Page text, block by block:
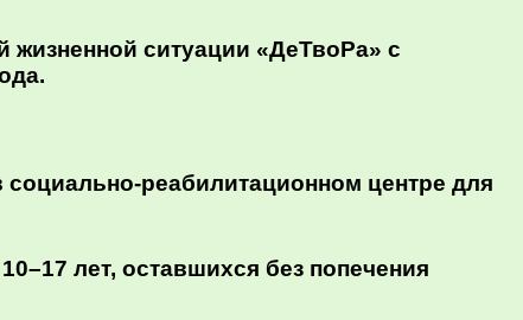
жизненной ситуации «ДеТвоРа» с
реабилитационном центре для
лет, оставшихся без попечения